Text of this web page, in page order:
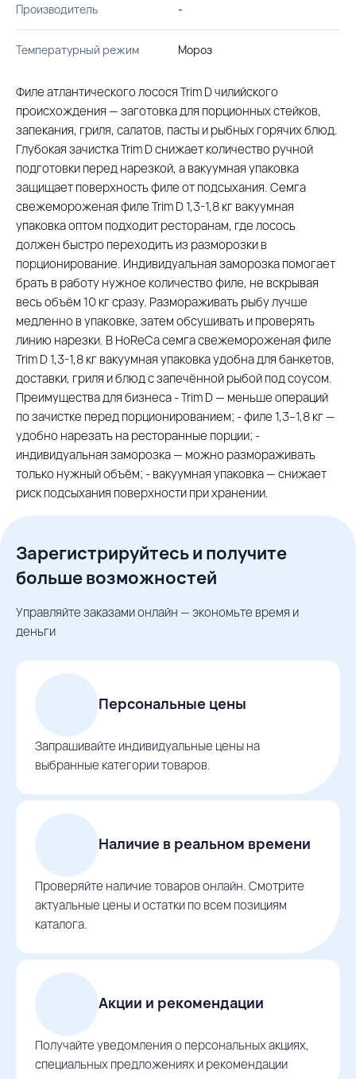
Производитель -
Температурный режим Мороз
Филе атлантического лосося Trim D чилийского
происхождения — заготовка для порционных стейков,
запекания, гриля, салатов, пасты и рыбных горячих блюд.
Глубокая зачистка Trim D снижает количество ручной
подготовки перед нарезкой, а вакуумная упаковка
защищает поверхность филе от подсыхания. Семга
свежемороженая филе Trim D 1,3-1,8 кг вакуумная
упаковка оптом подходит ресторанам, где лосось
должен быстро переходить из разморозки в
порционирование. Индивидуальная заморозка помогает
брать в работу нужное количество филе, не вскрывая
весь объём 10 кг сразу. Размораживать рыбу лучше
медленно в упаковке, затем обсушивать и проверять
линию нарезки. В HoReCa семга свежемороженая филе
Trim D 1,3-1,8 кг вакуумная упаковка удобна для банкетов,
доставки, гриля и блюд с запечённой рыбой под соусом.
Преимущества для бизнеса - Trim D — меньше операций
по зачистке перед порционированием; - филе 1,3–1,8 кг —
удобно нарезать на ресторанные порции; -
индивидуальная заморозка — можно размораживать
только нужный объём; - вакуумная упаковка — снижает
риск подсыхания поверхности при хранении.
Зарегистрируйтесь и получите
больше возможностей
Управляйте заказами онлайн — экономьте время и
деньги
Персональные цены
Запрашивайте индивидуальные цены на
выбранные категории товаров.
Наличие в реальном времени
Проверяйте наличие товаров онлайн. Смотрите
актуальные цены и остатки по всем позициям
каталога.
Акции и рекомендации
Получайте уведомления о персональных акциях,
специальных предложениях и рекомендации